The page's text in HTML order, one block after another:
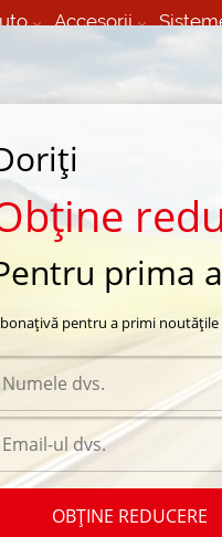
Accesorii
(L-V) 9:00 - 19:00
prima
pentru a primi noutățile
OBȚINE REDUCERE